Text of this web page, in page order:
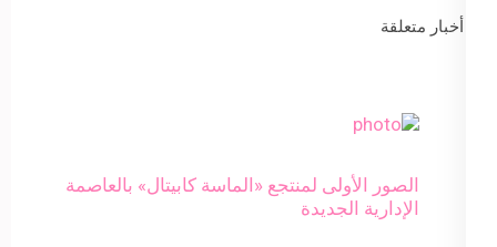
أخبار متعلقة
الصور الأولى لمنتجع «الماسة كابيتال» بالعاصمة
الإدارية الجديدة